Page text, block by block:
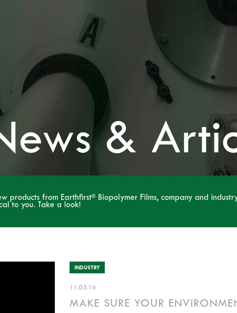
&
products from Earthfirst®
Biopolymer Films, company and
to you. Take a look!
INDUSTRY
11.03.16
MAKE SURE YOUR